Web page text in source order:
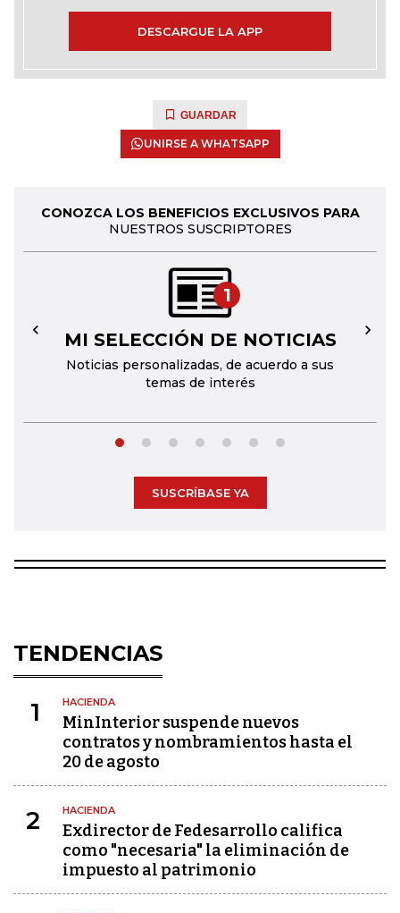
DESCARGUE LA APP
GUARDAR
UNIRSE A WHATSAPP
CONOZCA LOS BENEFICIOS EXCLUSIVOS PARA
NUESTROS SUSCRIPTORES
1
MI SELECCIÓN DE NOTICIAS
Noticias personalizadas, de acuerdo a sus
temas de interés
← →
SUSCRÍBASE YA
TENDENCIAS
1 HACIENDA
MinInterior suspende nuevos
contratos y nombramientos hasta el
20 de agosto
2 HACIENDA
Exdirector de Fedesarrollo califica
como "necesaria" la eliminación de
impuesto al patrimonio